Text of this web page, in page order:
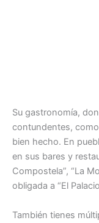
Su gastronomía,
contundentes,
bien hecho. En
en sus bares y
Compostela”, “La
obligada a “El
También tienes